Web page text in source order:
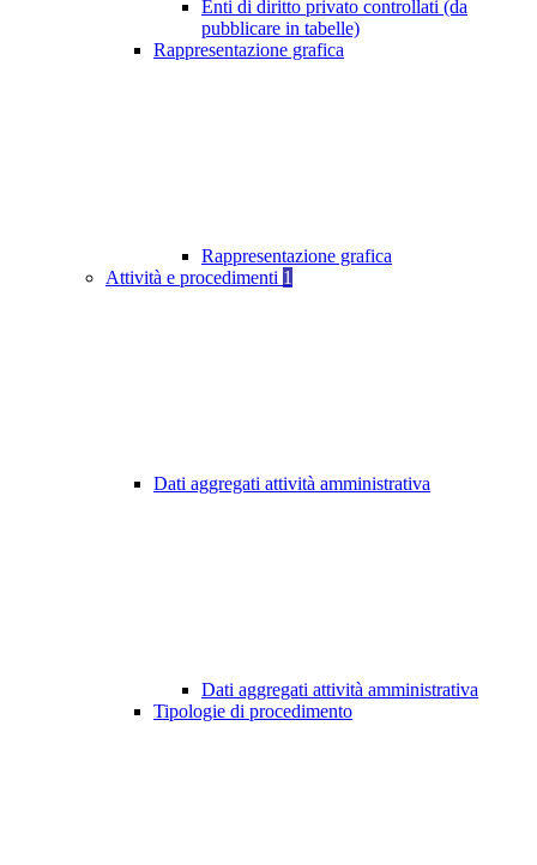
Enti di diritto privato controllati (da
pubblicare in tabelle)
Rappresentazione grafica
Rappresentazione grafica
Attività e procedimenti 1
Dati aggregati attività amministrativa
Dati aggregati attività amministrativa
Tipologie di procedimento